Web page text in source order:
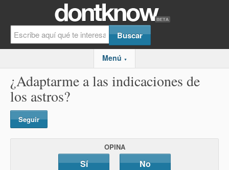
Menú ▼
¿Adaptarme a las indicaciones de
los astros?
Seguir
OPINA
Sí No